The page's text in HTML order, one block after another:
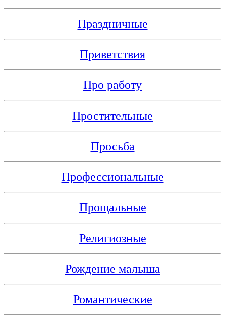
Праздничные
Приветствия
Про работу
Простительные
Просьба
Профессиональные
Прощальные
Религиозные
Рождение малыша
Романтические